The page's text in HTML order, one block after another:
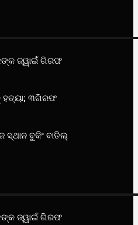
ଜ୍ୱାଇଁ ଗିରଫ
ହତ୍ୟା; ୩ଗିରଫ
ସ୍ଥାନ ବୁକିଂ ବାତିଲ୍
ଜ୍ୱାଇଁ ଗିରଫ